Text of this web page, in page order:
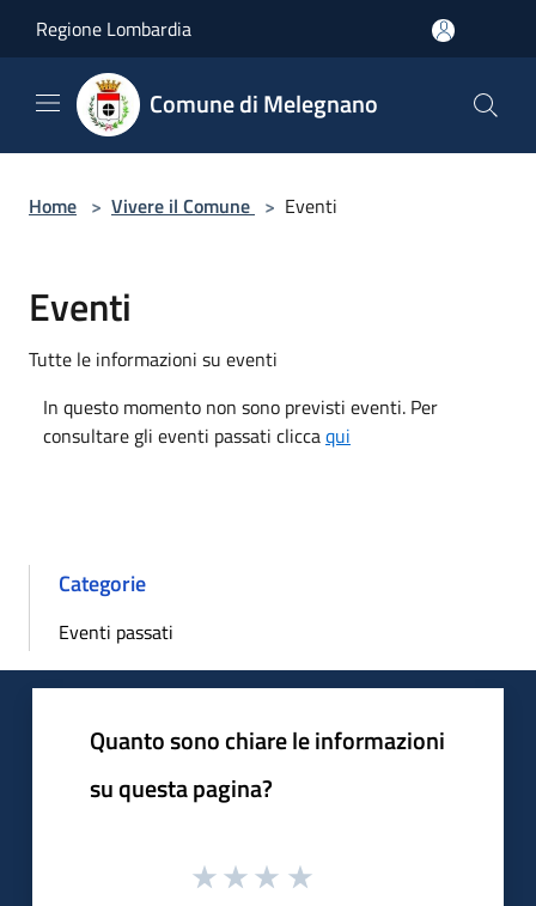
Regione Lombardia
Comune di Melegnano
Home > Vivere il Comune > Eventi
Eventi
Tutte le informazioni su eventi
In questo momento non sono previsti eventi. Per
consultare gli eventi passati cliccaqui
Categorie
Eventi passati
Quanto sono chiare le informazioni
su questa pagina?